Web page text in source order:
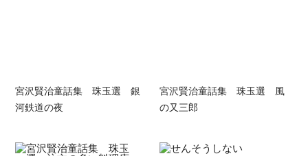
宮沢賢治童話集 珠玉選 銀
河鉄道の夜
宮沢賢治童話集 珠玉選 風
の又三郎